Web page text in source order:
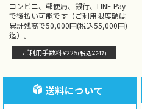
コンビニ、郵便局、銀行、LINE Pay
で後払い可能です（ご利用限度額は
累計残高で50,000円(税込55,000円)
迄）。
ご利用手数料¥225(税込¥247)
送料について